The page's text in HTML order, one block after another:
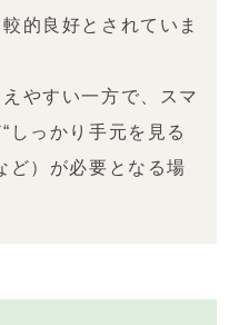
的良好とされていま
やすい一方で、スマ
しっかり手元を見る
ど）が必要となる場